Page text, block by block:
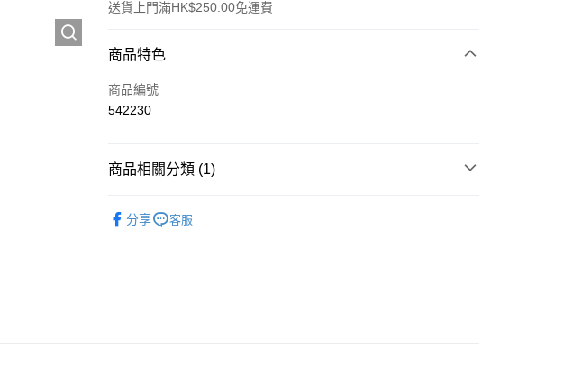
送貨上門滿HK$250.00免運費
付款方式
信用卡
商品特色
商品編號
542230
商品相關分類 (1)
分享
客服